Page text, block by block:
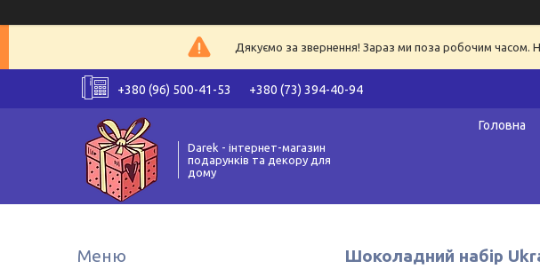
Дякуємо за звернення! Зараз ми поза робочим часом.
+380 (96) 500-41-53 +380 (73) 394-40-94
Darek - інтернет-магазин
подарунків та декору для
дому
Головна
Шоколадний набір